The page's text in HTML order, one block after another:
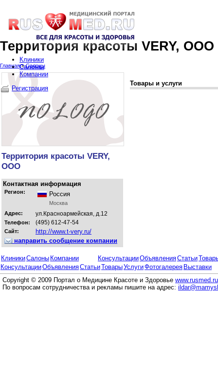
Территория красоты VERY, ООО
Главная»Салоны
Территория красоты VERY,
ООО
Контактная информация
Регион: Россия
Москва
Адрес:
ул.Красноармейская, д.12
Телефон: (495) 612-47-54
Сайт:
http://www.t-very.ru/
направить сообщение компании
Товары и услуги
КлиникиСалоны Компании КонсультацииОбъявленияСтатьи
КонсультацииОбъявленияСтатьиТоварыУслугиФотогалерея Выставки
Клиники
Салоны
Компании
Регистрация
Copyright © 2009 Портал о Медицине Красоте и Здоровье www.rusmed.ru
По вопросам сотрудничества и рекламы пишите на адрес: